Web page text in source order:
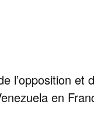
l’opposition et
en